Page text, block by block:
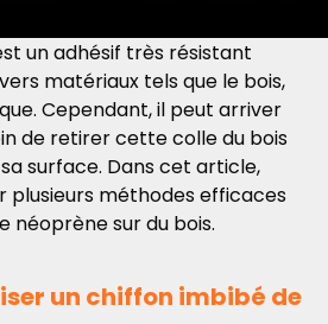
un adhésif très résistant
matériaux tels que le bois,
Cependant, il peut arriver
de retirer cette colle du bois
surface. Dans cet article,
plusieurs méthodes efficaces
néoprène sur du bois.
un chiffon imbibé de